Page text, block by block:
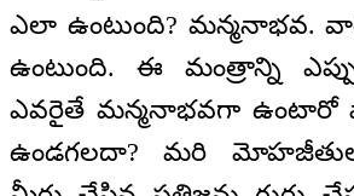
ఎలా ఉంటుంది? మన్మనాభవ.
ఉంటుంది. ఈ మంత్రాన్ని
ఎవరైతే మన్మనాభవగా
ఉండగలదా? మరి